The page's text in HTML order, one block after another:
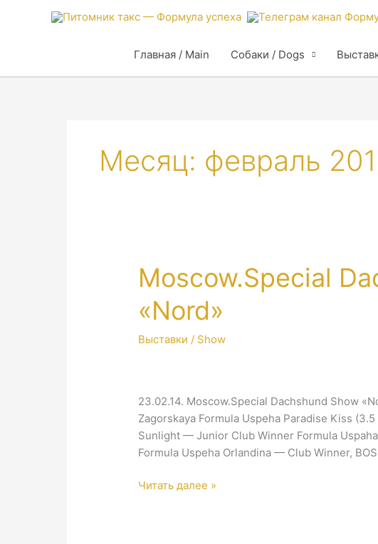
Главная / Main Собаки / Dogs
Месяц: февраль
Moscow.Special
«Nord»
Выставки / Show
23.02.14. Moscow.Special Dachshund Show
Zagorskaya Formula Uspeha Paradise Kiss
Sunlight — Junior Club Winner Formula
Formula Uspeha Orlandina — Club Winner,
Moscow.Special
Читать далее »